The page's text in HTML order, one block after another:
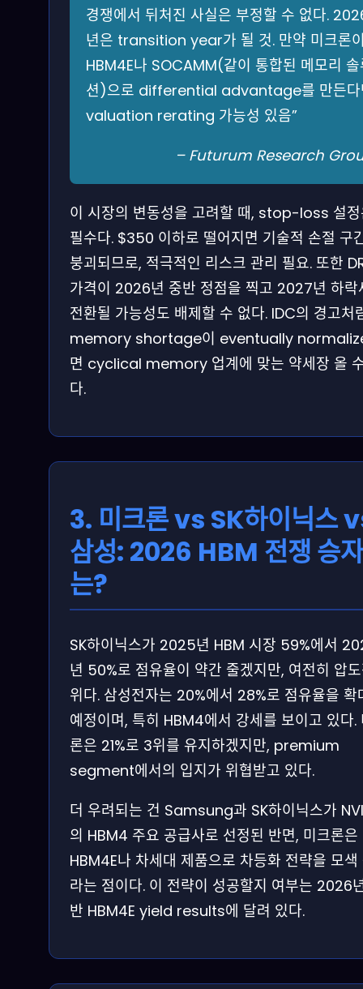
경쟁에서 뒤처진 사실은 부정할 수 없다.
년은 transition year가 될 것. 만약 미크론
HBM4E나 SOCAMM(같이 통합된 메모리
션)으로 differential advantage를 만든다
valuation rerating 가능성 있음‍”
– Futurum Research
이 시장의 변동성을 고려할 때, stop-loss 설
필수다. $350 이하로 떨어지면 기술적 손절 구
붕괴되므로, 적극적인 리스크 관리 필요. 또한
가격이 2026년 중반 정점을 찍고 2027년 하락
전환될 가능성도 배제할 수 없다. IDC의 경고처
memory shortage이 eventually
면 cyclical memory 업계에 맞는 약세장 올
다.
3. 미크론 vs SK하이닉스
삼성: 2026 HBM 전쟁 승자
는?
SK하이닉스가 2025년 HBM 시장 59%에서
년 50%로 점유율이 약간 줄겠지만, 여전히 압도
위다. 삼성전자는 20%에서 28%로 점유율을 확
예정이며, 특히 HBM4에서 강세를 보이고 있다.
론은 21%로 3위를 유지하겠지만, premium
segment에서의 입지가 위협받고 있다.
더 우려되는 건 Samsung과 SK하이닉스가
의 HBM4 주요 공급사로 선정된 반면, 미크론은
HBM4E나 차세대 제품으로 차등화 전략을 모색
라는 점이다. 이 전략이 성공할지 여부는 2026
반 HBM4E yield results에 달려 있다.